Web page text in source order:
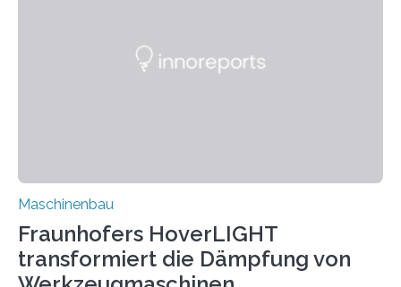
Durch den verstärkten Einsatz von Rezyklaten
Maschinenbau
Fraunhofers HoverLIGHT
transformiert die Dämpfung von